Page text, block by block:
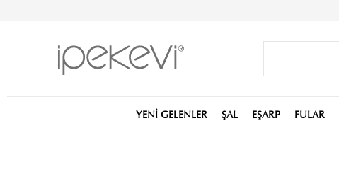
YENİ GELENLER ŞAL EŞARP FULAR